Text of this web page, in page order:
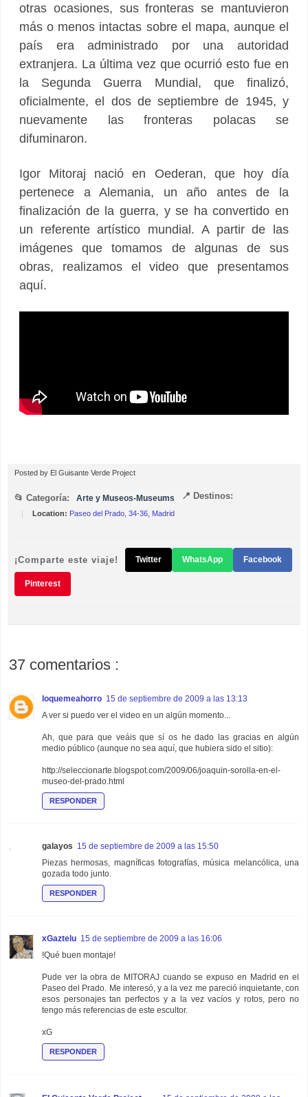
otras ocasiones, sus fronteras se mantuvieron
más o menos intactas sobre el mapa, aunque el
país era administrado por una autoridad
extranjera. La última vez que ocurrió esto fue en
la Segunda Guerra Mundial, que finalizó,
oficialmente, el dos de septiembre de 1945, y
nuevamente las fronteras polacas se
difuminaron.
Igor Mitoraj nació en Oederan, que hoy día
pertenece a Alemania, un año antes de la
finalización de la guerra, y se ha convertido en
un referente artístico mundial. A partir de las
imágenes que tomamos de algunas de sus
obras, realizamos el video que presentamos
aquí.
Posted by El Guisante Verde Project
📂 Categoría: Arte y Museos-Museums 📍 Destinos:
| Location: Paseo del Prado, 34-36, Madrid
¡Comparte este viaje! Twitter WhatsApp Facebook
Pinterest
37 comentarios :
loquemeahorro 15 de septiembre de 2009 a las 13:13
A ver si puedo ver el video en un algún momento...
Ah, que para que veáis que sí os he dado las gracias en algún
medio público (aunque no sea aquí, que hubiera sido el sitio):
http://seleccionarte.blogspot.com/2009/06/joaquin-sorolla-en-el-
museo-del-prado.html
RESPONDER
galayos 15 de septiembre de 2009 a las 15:50
Piezas hermosas, magníficas fotografías, música melancólica, una
gozada todo junto.
RESPONDER
xGaztelu 15 de septiembre de 2009 a las 16:06
!Qué buen montaje!
Pude ver la obra de MITORAJ cuando se expuso en Madrid en el
Paseo del Prado. Me interesó, y a la vez me pareció inquietante, con
esos personajes tan perfectos y a la vez vacíos y rotos, pero no
tengo más referencias de este escultor.
xG
RESPONDER